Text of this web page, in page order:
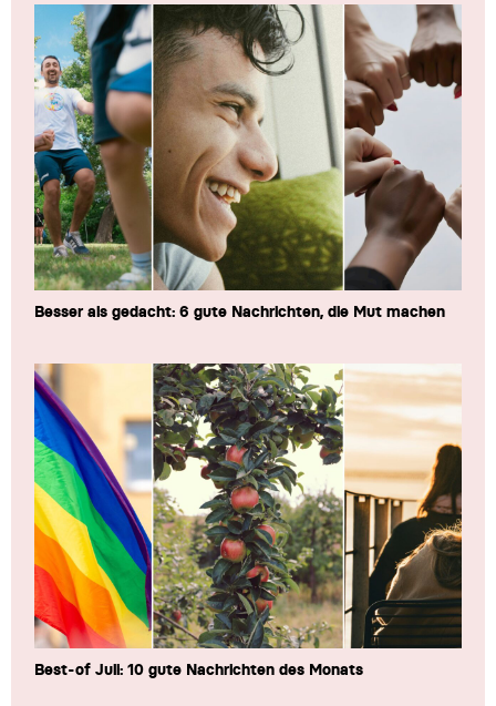
Besser als gedacht: 6 gute Nachrichten, die Mut machen
Best-of Juli: 10 gute Nachrichten des Monats